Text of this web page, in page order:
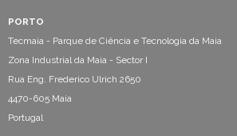
PORTO
Tecmaia - Parque de Ciência e Tecnologia da Maia
Zona Industrial da Maia - Sector I
Rua Eng. Frederico Ulrich 2650
4470-605 Maia
Portugal